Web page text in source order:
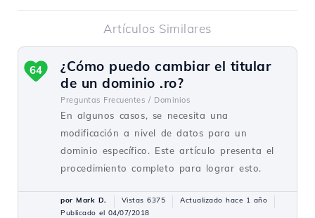
Artículos Similares
¿Cómo puedo cambiar el titular
de un dominio .ro?
Preguntas Frecuentes / Dominios
En algunos casos, se necesita una
modificación a nivel de datos para un
dominio específico. Este artículo presenta el
procedimiento completo para lograr esto.
64
por Mark D. Vistas 6375
Actualizado hace 1 año
Publicado el 04/07/2018